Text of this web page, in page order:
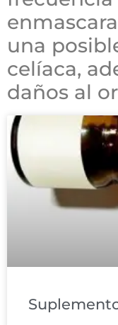
una
celíaca,
daños al